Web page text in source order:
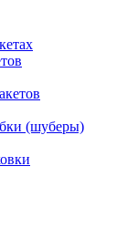
(шуберы)